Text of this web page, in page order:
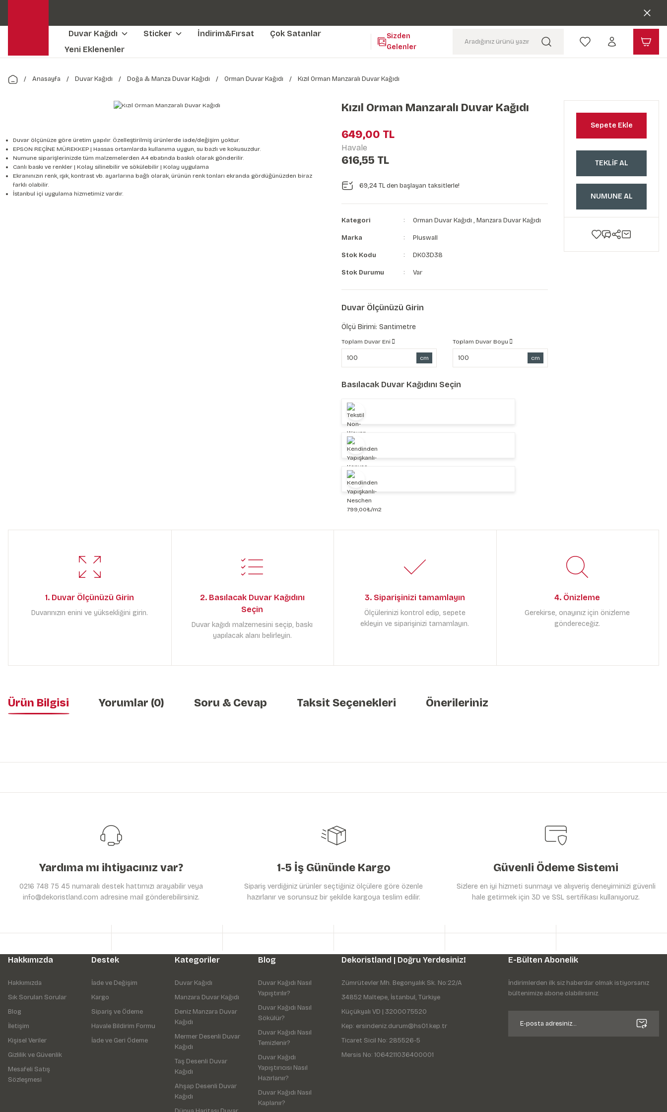
Kendinden Yapışkanlı Kolay Uygulanan Duvar Kağıtları😇
Duvar Kağıdı Sticker İndirim&Fırsat
Çok Satanlar
Yeni Eklenenler
Sizden
Gelenler
Anasayfa Duvar Kağıdı Doğa & Manza Duvar Kağıdı Orman Duvar Kağıdı Kızıl Orman Manzaralı Duvar Kağıdı
Duvar ölçünüze göre üretim yapılır. Özelleştirilmiş ürünlerde iade/değişim yoktur.
EPSON REÇİNE MÜREKKEP | Hassas ortamlarda kullanıma uygun, su bazlı ve kokusuzdur.
Numune siparişlerinizde tüm malzemelerden A4 ebatında baskılı olarak gönderilir.
Canlı baskı ve renkler | Kolay silinebilir ve sökülebilir | Kolay uygulama
Ekranınızın renk, ışık, kontrast vb. ayarlarına bağlı olarak, ürünün renk tonları ekranda gördüğünüzden biraz
farklı olabilir.
İstanbul içi uygulama hizmetimiz vardır.
Kızıl Orman Manzaralı Duvar Kağıdı
649,00 TL
Havale
616,55 TL
69,24 TL den başlayan taksitlerle!
Kategori Orman Duvar Kağıdı , Manzara Duvar Kağıdı
Marka Pluswall
Stok Kodu DK03D38
Stok Durumu Var
Duvar Ölçünüzü Girin
Ölçü Birimi: Santimetre
Toplam Duvar Eni
cm
Toplam Duvar Boyu
cm
Basılacak Duvar Kağıdını Seçin
Sepete Ekle
TEKLİF AL
NUMUNE AL
1. Duvar Ölçünüzü Girin
Duvarınızın enini ve yüksekliğini girin.
2. Basılacak Duvar Kağıdını
Seçin
Duvar kağıdı malzemesini seçip, baskı
yapılacak alanı belirleyin.
3. Siparişinizi tamamlayın
Ölçülerinizi kontrol edip, sepete
ekleyin ve siparişinizi tamamlayın.
4. Önizleme
Gerekirse, onayınız için önizleme
göndereceğiz.
Ürün Bilgisi Yorumlar (0) Soru & Cevap Taksit Seçenekleri Önerileriniz
Bu ürüne benzer farklı alternatifler olmalı.
Gönder
Yardıma mı ihtiyacınız var?
0216 748 75 45 numaralı destek hattımızı arayabilir veya
info@dekoristland.com adresine mail gönderebilirsiniz.
1-5 İş Gününde Kargo
Sipariş verdiğiniz ürünler seçtiğiniz ölçülere göre özenle
hazırlanır ve sorunsuz bir şekilde kargoya teslim edilir.
Güvenli Ödeme Sistemi
Sizlere en iyi hizmeti sunmayı ve alışveriş deneyiminizi güvenli
hale getirmek için 3D ve SSL sertifikası kullanıyoruz.
Hakkımızda
Hakkımızda
Sık Sorulan Sorular
Blog
İletişim
Kişisel Veriler
Gizlilik ve Güvenlik
Mesafeli Satış
Sözleşmesi
Destek
İade ve Değişim
Kargo
Sipariş ve Ödeme
Havale Bildirim Formu
İade ve Geri Ödeme
Kategoriler
Duvar Kağıdı
Manzara Duvar Kağıdı
Deniz Manzara Duvar
Kağıdı
Mermer Desenli Duvar
Kağıdı
Taş Desenli Duvar
Kağıdı
Ahşap Desenli Duvar
Kağıdı
Blog
Duvar Kağıdı Nasıl
Yapıştırılır?
Duvar Kağıdı Nasıl
Sökülür?
Duvar Kağıdı Nasıl
Temizlenir?
Duvar Kağıdı
Yapıştırıcısı Nasıl
Hazırlanır?
Duvar Kağıdı Nasıl
Kaplanır?
Dekoristland | Doğru Yerdesiniz!
Zümrütevler Mh. Begonyalık Sk. No:22/A
34852 Maltepe, İstanbul, Türkiye
Küçükyalı VD | 3200075520
Kep: ersindeniz.durum@hs01.kep.tr
Ticaret Sicil No: 285526-5
Mersis No: 1064211036400001
E-Bülten Abonelik
İndirimlerden ilk siz haberdar olmak istiyorsanız
bültenimize abone olabilirsiniz.